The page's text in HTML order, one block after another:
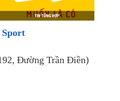
Sport
Đường Trần Điền)